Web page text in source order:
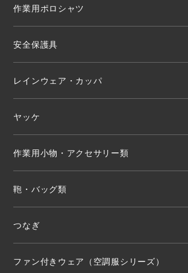
作業用ポロシャツ
安全保護具
レインウェア・カッパ
ヤッケ
作業用小物・アクセサリー類
鞄・バッグ類
つなぎ
ファン付きウェア（空調服シリーズ）